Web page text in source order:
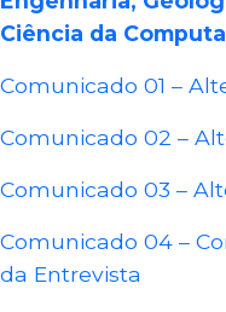
Ciência da
Comunicado 01 –
Comunicado 02 –
Comunicado 03 –
Comunicado 04 –
da Entrevista